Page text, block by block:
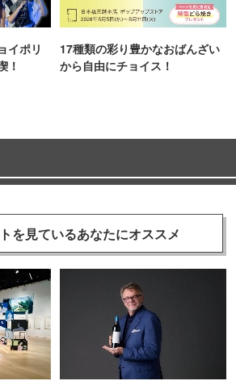
イポリ
！
17種類の彩り豊かなおばんざい
から自由にチョイス！
を見ているあなたにオススメ